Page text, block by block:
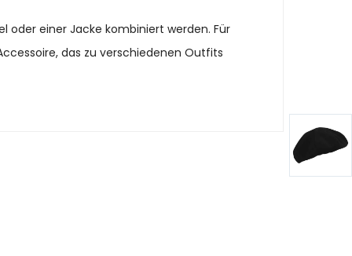
oder einer Jacke kombiniert werden. Für
das zu verschiedenen Outfits